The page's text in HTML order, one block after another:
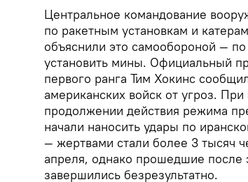
Центральное командование
по ракетным установкам и
объяснили это самообороной —
установить мины. Официальный
первого ранга Тим Хокинс
американских войск от угроз.
продолжении действия режима
начали наносить удары по
— жертвами стали более 3 тысяч
апреля, однако прошедшие после
завершились безрезультатно.